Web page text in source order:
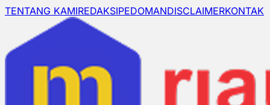
TENTANG KAMIREDAKSIPEDOMANDISCLAIMERKONTAK